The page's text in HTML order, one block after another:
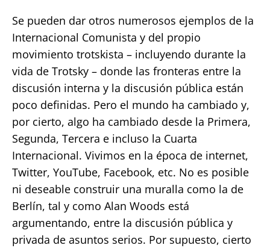
Se pueden dar otros numerosos ejemplos de la
Internacional Comunista y del propio
movimiento trotskista – incluyendo durante la
vida de Trotsky – donde las fronteras entre la
discusión interna y la discusión pública están
poco definidas. Pero el mundo ha cambiado y,
por cierto, algo ha cambiado desde la Primera,
Segunda, Tercera e incluso la Cuarta
Internacional. Vivimos en la época de internet,
Twitter, YouTube, Facebook, etc. No es posible
ni deseable construir una muralla como la de
Berlín, tal y como Alan Woods está
argumentando, entre la discusión pública y
privada de asuntos serios. Por supuesto, cierto